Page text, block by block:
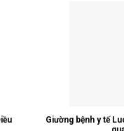
Giường bệnh y tế